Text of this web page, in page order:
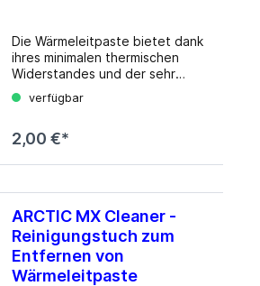
Die Wärmeleitpaste bietet dank
ihres minimalen thermischen
Widerstandes und der sehr
guten Wärmeleitfähigkeit von 4
W/(m*K) hohe Leistungsfähigkeit
im Kühlerbereich. Der Verzicht
Stellen wie freiliegende GPUs
oder Spannungswandler
aufgetragen werden kann.
Details Menge: 1,0 - 1,5g
verfügbar
2,00 €*
ARCTIC MX Cleaner -
Reinigungstuch zum
Entfernen von
Wärmeleitpaste